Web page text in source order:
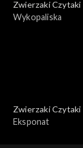
Zwierzaki Czytaki
Wykopaliska
Zwierzaki Czytaki
Eksponat